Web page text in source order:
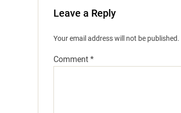
Leave a Reply
Your email address will not be published.
Comment *